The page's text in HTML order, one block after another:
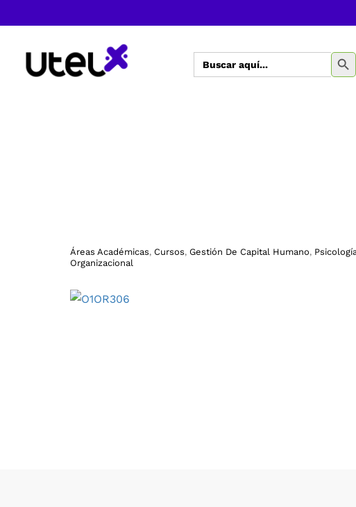
Buscar: BOTÓN DE
Áreas Académicas, Cursos, Gestión De Capital Humano,
Organizacional